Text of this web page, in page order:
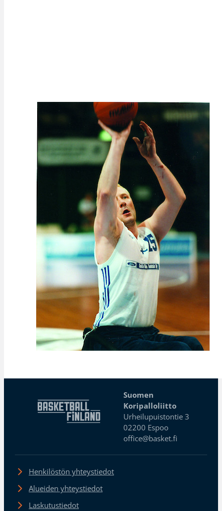
Suomen
Koripalloliitto
Urheilupuistontie 3
02200 Espoo
office@basket.fi
Henkilöstön yhteystiedot
Alueiden yhteystiedot
Laskutustiedot